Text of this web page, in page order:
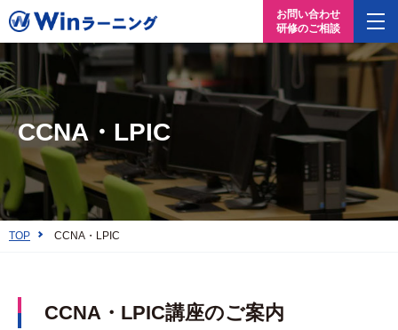
お問い合わせ
研修のご相談
CCNA・LPIC
TOP CCNA・LPIC
CCNA・LPIC講座のご案内